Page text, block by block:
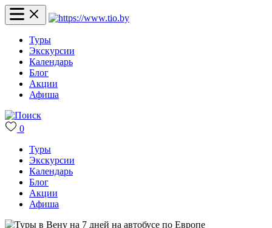
Туры
Экскурсии
Календарь
Блог
Акции
Афиша
0
Туры
Экскурсии
Календарь
Блог
Акции
Афиша